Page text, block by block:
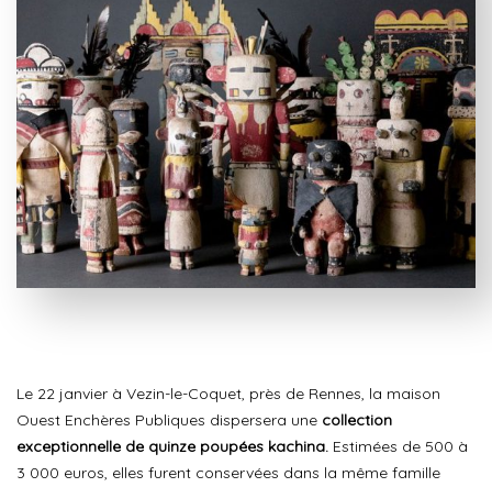
Le 22 janvier à Vezin-le-Coquet, près de Rennes, la maison
Ouest Enchères Publiques dispersera une collection
exceptionnelle de quinze poupées kachina. Estimées de 500 à
3 000 euros, elles furent conservées dans la même famille